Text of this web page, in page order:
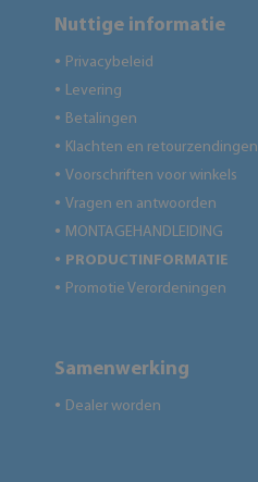
Nuttige informatie
● Privacybeleid
● Levering
● Betalingen
● Klachten en retourzendingen
● Voorschriften voor winkels
● Vragen en antwoorden
● MONTAGEHANDLEIDING
● PRODUCTINFORMATIE
● Promotie Verordeningen
Samenwerking
● Dealer worden